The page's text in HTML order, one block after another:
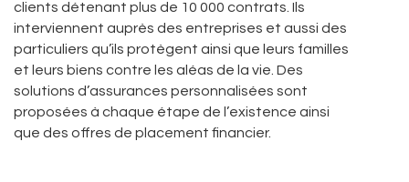
clients détenant plus de 10 000 contrats. Ils
interviennent auprès des entreprises et aussi des
particuliers qu’ils protègent ainsi que leurs familles
et leurs biens contre les aléas de la vie. Des
solutions d’assurances personnalisées sont
proposées à chaque étape de l’existence ainsi
que des offres de placement financier.